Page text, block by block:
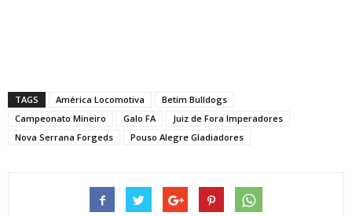
TAGS América Locomotiva
Betim Bulldogs
Campeonato Mineiro
Galo FA
Juiz de Fora Imperadores
Nova Serrana Forgeds
Pouso Alegre Gladiadores